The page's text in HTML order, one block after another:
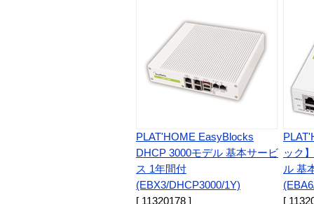
PLAT'HOME EasyBlocks
DHCP 3000モデル 基本サービ
ス 1年間付
(EBX3/DHCP3000/1Y)
[ 11320178 ]
ック
ル 基
[